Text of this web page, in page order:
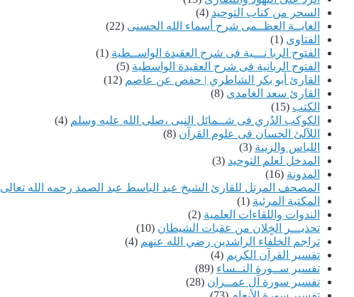
السحر من كتاب التوحيد (4)
الغايــة العظــمى شرح أسماء الله الحسنى (22)
الفتاوى (1)
الفتوح الربا نـــية فى شرح العقيدة الواســطية (1)
الفتوح الربانية فى شرح العقيدة الواسطية (5)
القارئ أبو بكر الشاطري | حفص عن عاصم (12)
القارئ سعد الغامدى (8)
الكتب (15)
الكوكب الدُري فى شــمائل النبى ،صلى الله عليه وسلم (4)
اللآلئ الحسان فى علوم القرآن (8)
اللباس والزينة (3)
المدخل لعلم التوحيد (3)
المدونة (16)
المصحف المرتل للقارئ الشيخ عبد الباسط عبد الصمد رحمه الله تعالى
المكتبة المرئية (1)
الندوات واللقاءات العلمية (2)
تحذيـــر الخٍلان من عقبات الشيطان (10)
تراجم الخلفاء الراشدين رضي الله عنهم (4)
تفسير القرآن الكريم (4)
تفسير ســورة النــساء (89)
تفسير سورة آل عمــران (28)